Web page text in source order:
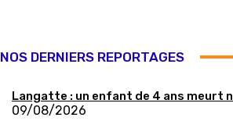
NOS DERNIERS REPORTAGES
Langatte : un enfant de 4 ans meurt
09/08/2026